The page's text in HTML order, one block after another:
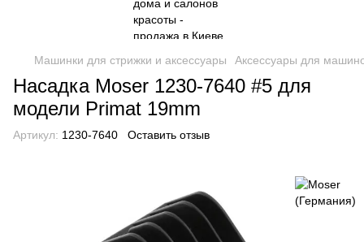
Машинки для стрижки и аксессуары Аксессуары для
Насадка Moser 1230-7640 #5 для
модели Primat 19mm
Артикул: 1230-7640 Оставить отзыв